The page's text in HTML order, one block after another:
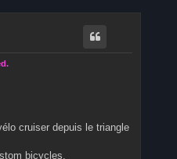
e
cruiser depuis le triangle
bicycles.